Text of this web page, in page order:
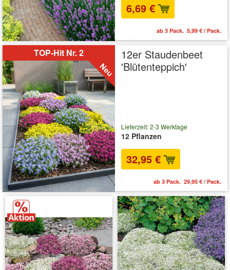
6,69 €
ab 3 Pack. 5,99 € / Pack.
TOP-Hit Nr. 2
12er Staudenbeet
'Blütenteppich'
Lieferzeit: 2-3 Werktage
12 Pflanzen
32,95 €
ab 3 Pack. 29,95 € / Pack.